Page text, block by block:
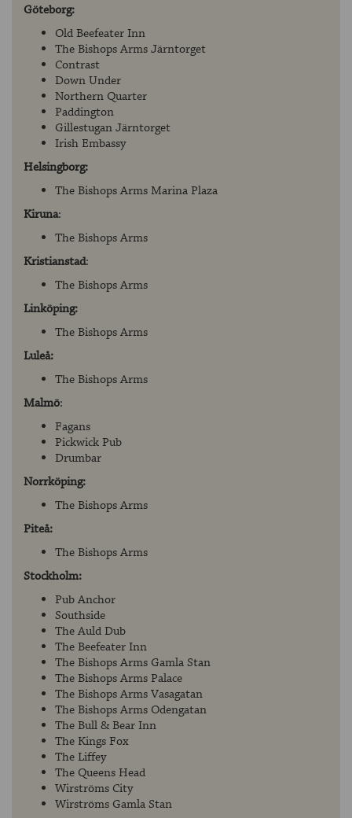
Göteborg:
Old Beefeater Inn
The Bishops Arms Järntorget
Contrast
Down Under
Northern Quarter
Paddington
Gillestugan Järntorget
Irish Embassy
Helsingborg:
The Bishops Arms Marina Plaza
Kiruna:
The Bishops Arms
Kristianstad:
The Bishops Arms
Linköping:
The Bishops Arms
Luleå:
The Bishops Arms
Malmö:
Fagans
Pickwick Pub
Drumbar
Norrköping:
The Bishops Arms
Piteå:
The Bishops Arms
Stockholm:
Pub Anchor
Southside
The Auld Dub
The Beefeater Inn
The Bishops Arms Gamla Stan
The Bishops Arms Palace
The Bishops Arms Vasagatan
The Bishops Arms Odengatan
The Bull & Bear Inn
The Kings Fox
The Liffey
The Queens Head
Wirströms City
Wirströms Gamla Stan